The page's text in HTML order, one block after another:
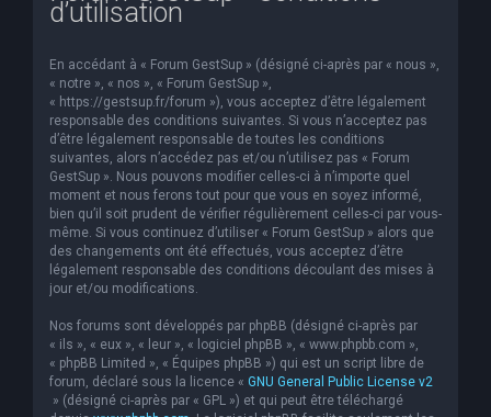
d’utilisation
En accédant à « Forum GestSup » (désigné ci-après par « nous »,
« notre », « nos », « Forum GestSup »,
« https://gestsup.fr/forum »), vous acceptez d’être légalement
responsable des conditions suivantes. Si vous n’acceptez pas
d’être légalement responsable de toutes les conditions
suivantes, alors n’accédez pas et/ou n’utilisez pas « Forum
GestSup ». Nous pouvons modifier celles-ci à n’importe quel
moment et nous ferons tout pour que vous en soyez informé,
bien qu’il soit prudent de vérifier régulièrement celles-ci par vous-
même. Si vous continuez d’utiliser « Forum GestSup » alors que
des changements ont été effectués, vous acceptez d’être
légalement responsable des conditions découlant des mises à
jour et/ou modifications.
Nos forums sont développés par phpBB (désigné ci-après par
« ils », « eux », « leur », « logiciel phpBB », « www.phpbb.com »,
« phpBB Limited », « Équipes phpBB ») qui est un script libre de
forum, déclaré sous la licence « GNU General Public License v2
» (désigné ci-après par « GPL ») et qui peut être téléchargé